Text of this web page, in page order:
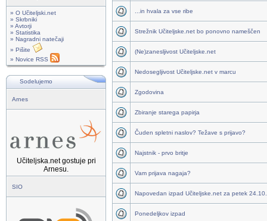
» O Učiteljski.net
» Skrbniki
» Avtorji
» Statistika
» Nagradni natečaji
» Pišite
» Novice RSS
Sodelujemo
Arnes
Učiteljska.net gostuje pri
Arnesu.
SIO
...in hvala za vse ribe
Strežnik Učiteljske.net bo ponovno nameščen
(Ne)zanesljivost Učiteljske.net
Nedosegljivost Učiteljske.net v marcu
Zgodovina
Zbiranje starega papirja
Čuden spletni naslov? Težave s prijavo?
Najstnik - prvo britje
Vam prijava nagaja?
Napovedan izpad Učiteljske.net za petek 24.10.
Ponedeljkov izpad